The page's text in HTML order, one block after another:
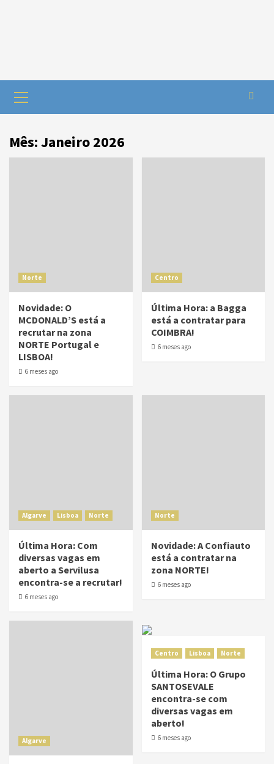
Mês:Janeiro 2026
Norte
Novidade: O
MCDONALD’S está a
recrutar na zona
NORTE Portugal e
LISBOA!
6 meses ago
Centro
Última Hora: a Bagga
está a contratar para
COIMBRA!
6 meses ago
Algarve Lisboa Norte
Última Hora: Com
diversas vagas em
aberto a Servilusa
encontra-se a recrutar!
6 meses ago
Norte
Novidade: A Confiauto
está a contratar na
zona NORTE!
6 meses ago
Algarve
Centro Lisboa Norte
Última Hora: O Grupo
SANTOSEVALE
encontra-se com
diversas vagas em
aberto!
6 meses ago